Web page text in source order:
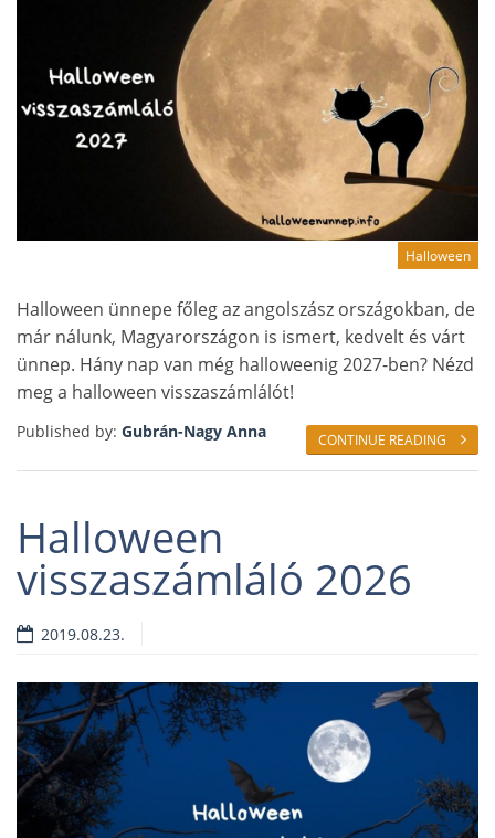
Halloween
Halloween ünnepe főleg az angolszász országokban, de
már nálunk, Magyarországon is ismert, kedvelt és várt
ünnep. Hány nap van még halloweenig 2027-ben? Nézd
meg a halloween visszaszámlálót!
CONTINUE READING
Published by: Gubrán-Nagy Anna
Halloween
visszaszámláló 2026
2019.08.23.